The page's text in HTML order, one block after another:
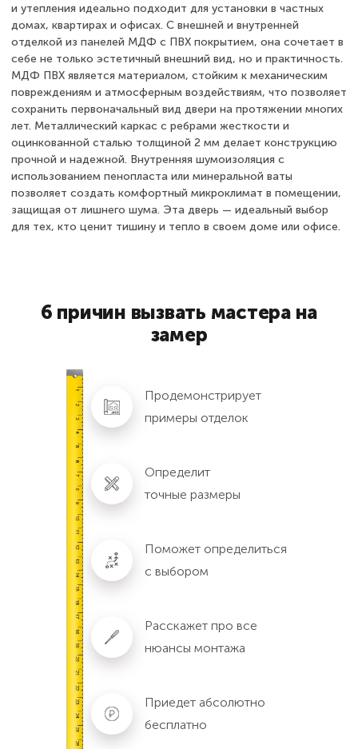
и утепления идеально подходит для установки в частных
домах, квартирах и офисах. С внешней и внутренней
отделкой из панелей МДФ с ПВХ покрытием, она сочетает в
себе не только эстетичный внешний вид, но и практичность.
МДФ ПВХ является материалом, стойким к механическим
повреждениям и атмосферным воздействиям, что позволяет
сохранить первоначальный вид двери на протяжении многих
лет. Металлический каркас с ребрами жесткости и
оцинкованной сталью толщиной 2 мм делает конструкцию
прочной и надежной. Внутренняя шумоизоляция с
использованием пенопласта или минеральной ваты
позволяет создать комфортный микроклимат в помещении,
защищая от лишнего шума. Эта дверь — идеальный выбор
для тех, кто ценит тишину и тепло в своем доме или офисе.
6 причин вызвать мастера на
замер
Продемонстрирует
примеры отделок
Определит
точные размеры
Поможет определиться
с выбором
Расскажет про все
нюансы монтажа
Приедет абсолютно
бесплатно